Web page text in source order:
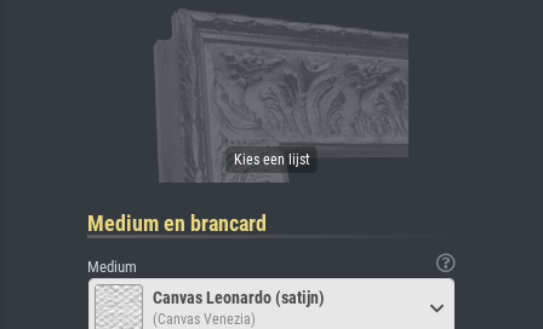
Medium en brancard
Medium
Canvas Leonardo (satijn)
(Canvas Venezia)